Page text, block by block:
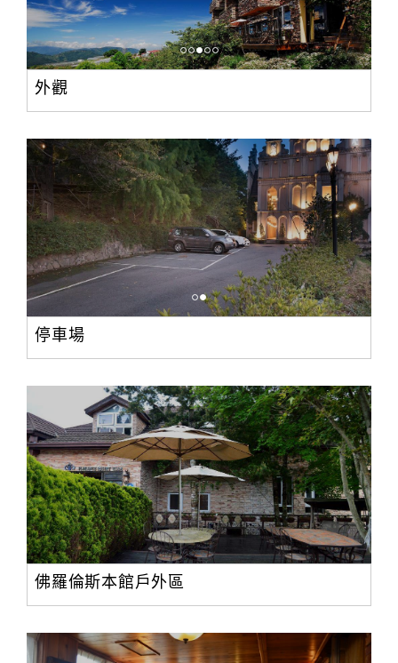
作
案
飯
店
合
作
廠
商
合
作
伴
計
劃
商
品
宣
外觀
停車場
佛羅倫斯本館戶外區